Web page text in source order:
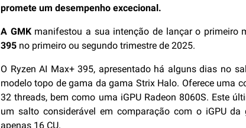
promete um desempenho excecional.
A GMKmanifestou a sua intenção de lançar o primeiro
395 no primeiro ou segundo trimestre de 2025.
O Ryzen AI Max+ 395, apresentado há alguns dias no
modelo topo de gama da gama Strix Halo. Oferece uma
32 threads, bem como uma iGPU Radeon 8060S. Este
um salto considerável em comparação com o iGPU
apenas 16 CU.